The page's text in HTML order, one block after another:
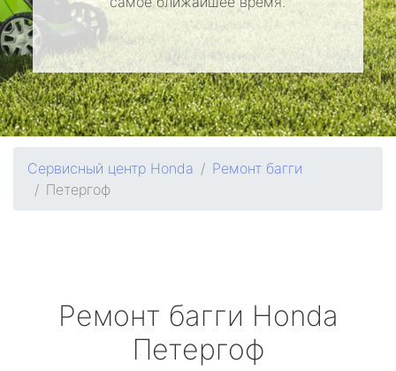
Сервисный центр Honda
Ремонт багги
Петергоф
Ремонт багги Honda
Петергоф